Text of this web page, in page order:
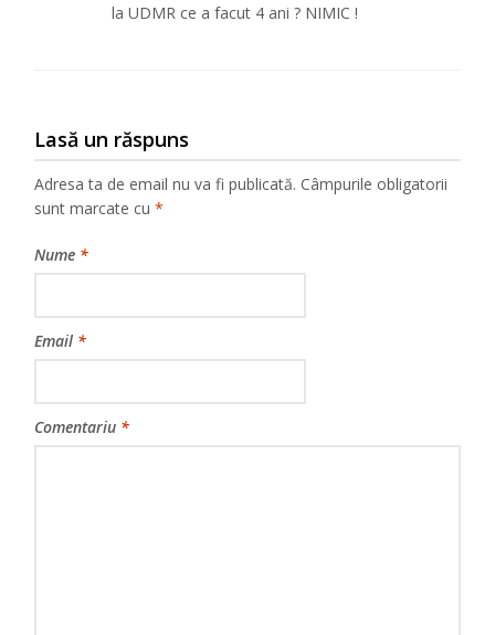
la UDMR ce a facut 4 ani ? NIMIC !
Lasă un răspuns
Adresa ta de email nu va fi publicată. Câmpurile obligatorii
sunt marcate cu*
Nume *
Email *
Comentariu *